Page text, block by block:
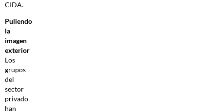
CIDA.
Puliendo
la
imagen
exterior
Los
grupos
del
sector
privado
han